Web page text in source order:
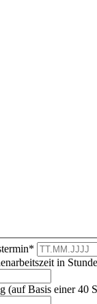
in
(auf Basis einer 40